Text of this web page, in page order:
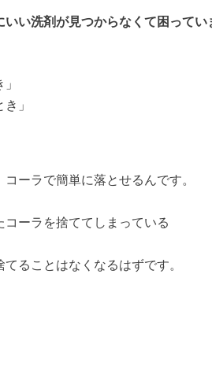
い洗剤が見つからなくて困ってい
」
ーラで簡単に落とせるんです。
ーラを捨ててしまっている
ることはなくなるはずです。